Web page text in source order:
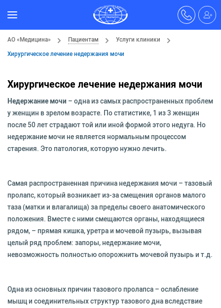
АО «Медицина» Пациентам
Услуги клиники
Хирургическое лечение недержания мочи
Хирургическое лечение недержания мочи
Недержание мочи – одна из самых распространенных проблем
у женщин в зрелом возрасте. По статистике, 1 из 3 женщин
после 50 лет страдают той или иной формой этого недуга. Но
недержание мочи не является нормальным процессом
старения. Это патология, которую нужно лечить.
Самая распространенная причина недержания мочи – тазовый
пролапс, который возникает из-за смещения органов малого
таза (матки и влагалища) за пределы своего анатомического
положения. Вместе с ними смещаются органы, находящиеся
рядом, – прямая кишка, уретра и мочевой пузырь, вызывая
целый ряд проблем: запоры, недержание мочи,
невозможность полностью опорожнить мочевой пузырь и т.д.
Одна из основных причин тазового пролапса – ослабление
мышц и соединительных структур тазового дна вследствие